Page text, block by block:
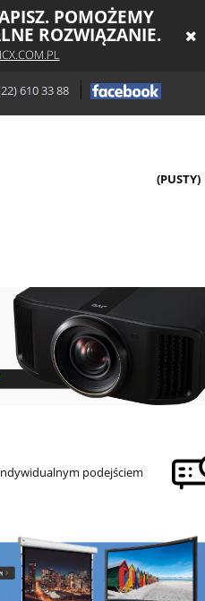
POMOŻEMY
ROZWIĄZANIE.
610 33 88
(PUSTY)
podejściem